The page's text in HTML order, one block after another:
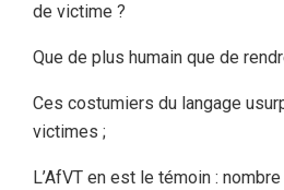
de victime ?
Que de plus humain que de
Ces costumiers du langage
victimes ;
L’AfVT en est le témoin :